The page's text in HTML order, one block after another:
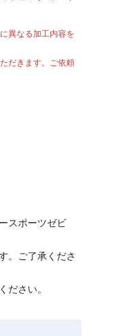
異なる加工内容を
だきます。ご依頼
スポーツゼビ
。ご了承くださ
ださい。